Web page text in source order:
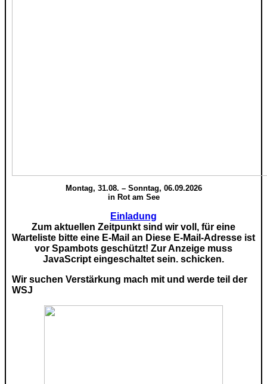
Montag, 31.08. – Sonntag, 06.09.2026
in Rot am See
Einladung
Zum aktuellen Zeitpunkt sind wir voll, für eine
Warteliste bitte eine E-Mail an Diese E-Mail-Adresse ist
vor Spambots geschützt! Zur Anzeige muss
JavaScript eingeschaltet sein. schicken.
Wir suchen Verstärkung mach mit und werde teil der
WSJ